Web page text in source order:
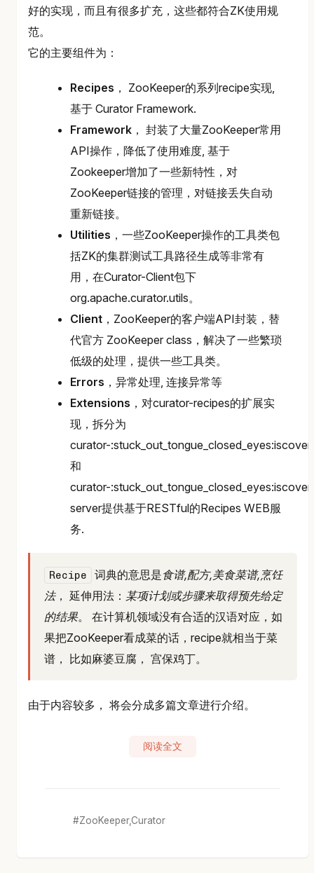
好的实现，而且有很多扩充，这些都符合ZK使用规
范。
它的主要组件为：
Recipes ， ZooKeeper的系列recipe实现,
基于 Curator Framework.
Framework ， 封装了大量ZooKeeper常用
API操作，降低了使用难度, 基于
Zookeeper增加了一些新特性，对
ZooKeeper链接的管理，对链接丢失自动
重新链接。
Utilities ，一些ZooKeeper操作的工具类包
括ZK的集群测试工具路径生成等非常有
用，在Curator-Client包下
org.apache.curator.utils。
Client ，ZooKeeper的客户端API封装，替
代官方 ZooKeeper class，解决了一些繁琐
低级的处理，提供一些工具类。
Errors ，异常处理, 连接异常等
Extensions ，对curator-recipes的扩展实
现，拆分为
curator-
和
curator-
server提供基于RESTful的Recipes WEB服
务.
Recipe 词典的意思是食谱,配方,美食菜谱,烹饪
法， 延伸用法： 某项计划或步骤来取得预先给定
的结果。 在计算机领域没有合适的汉语对应，如
果把ZooKeeper看成菜的话，recipe就相当于菜
谱， 比如麻婆豆腐， 宫保鸡丁。
由于内容较多， 将会分成多篇文章进行介绍。
阅读全文
ZooKeeper,Curator